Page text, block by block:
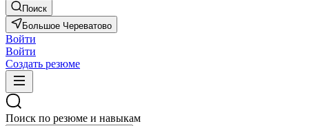
Поиск
Большое Череватово
Войти
Войти
Создать резюме
Поиск по резюме и навыкам